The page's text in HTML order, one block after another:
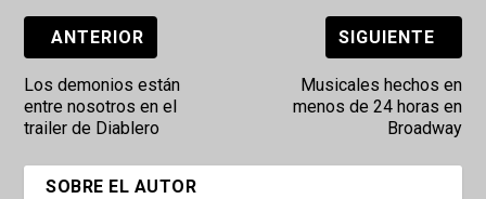
ANTERIOR
Los demonios están
entre nosotros en el
trailer de Diablero
SIGUIENTE
Musicales hechos en
menos de 24 horas en
Broadway
SOBRE EL AUTOR